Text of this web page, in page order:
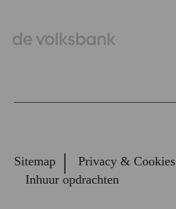
Sitemap
Privacy & Cookies
Inhuur opdrachten